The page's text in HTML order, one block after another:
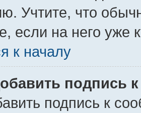
Учтите, что
если на него уже
к началу
подпись
подпись к